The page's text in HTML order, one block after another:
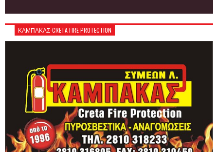
ΚΑΜΠΑΚΑΣ-CRETA FIRE PROTECTION